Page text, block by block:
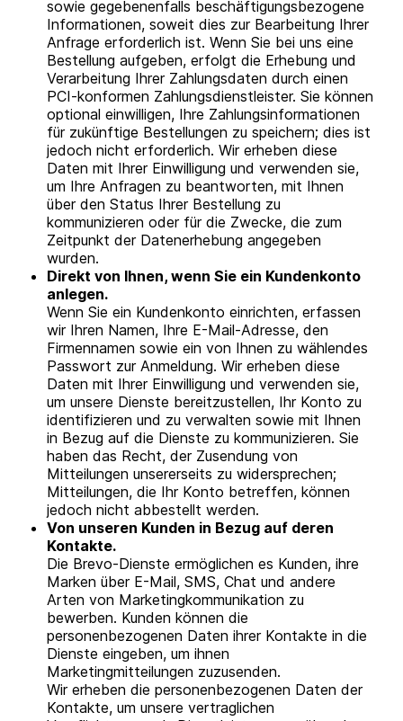
sowie gegebenenfalls beschäftigungsbezogene
Informationen, soweit dies zur Bearbeitung Ihrer
Anfrage erforderlich ist. Wenn Sie bei uns eine
Bestellung aufgeben, erfolgt die Erhebung und
Verarbeitung Ihrer Zahlungsdaten durch einen
PCI-konformen Zahlungsdienstleister. Sie können
optional einwilligen, Ihre Zahlungsinformationen
für zukünftige Bestellungen zu speichern; dies ist
jedoch nicht erforderlich. Wir erheben diese
Daten mit Ihrer Einwilligung und verwenden sie,
um Ihre Anfragen zu beantworten, mit Ihnen
über den Status Ihrer Bestellung zu
kommunizieren oder für die Zwecke, die zum
Zeitpunkt der Datenerhebung angegeben
wurden.
Direkt von Ihnen, wenn Sie ein Kundenkonto
anlegen.
Wenn Sie ein Kundenkonto einrichten, erfassen
wir Ihren Namen, Ihre E-Mail-Adresse, den
Firmennamen sowie ein von Ihnen zu wählendes
Passwort zur Anmeldung. Wir erheben diese
Daten mit Ihrer Einwilligung und verwenden sie,
um unsere Dienste bereitzustellen, Ihr Konto zu
identifizieren und zu verwalten sowie mit Ihnen
in Bezug auf die Dienste zu kommunizieren. Sie
haben das Recht, der Zusendung von
Mitteilungen unsererseits zu widersprechen;
Mitteilungen, die Ihr Konto betreffen, können
jedoch nicht abbestellt werden.
Von unseren Kunden in Bezug auf deren
Kontakte.
Die Brevo-Dienste ermöglichen es Kunden, ihre
Marken über E-Mail, SMS, Chat und andere
Arten von Marketingkommunikation zu
bewerben. Kunden können die
personenbezogenen Daten ihrer Kontakte in die
Dienste eingeben, um ihnen
Marketingmitteilungen zuzusenden.
Wir erheben die personenbezogenen Daten der
Kontakte, um unsere vertraglichen